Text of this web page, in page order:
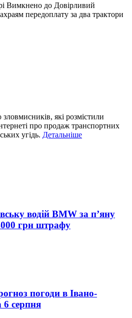
Вимкнено до Довірливий
передоплату за два трактори
які розмістили
про продаж транспортних
угідь. Детальніше
водій BMW за п’яну
грн штрафу
погоди в Івано-
6 серпня